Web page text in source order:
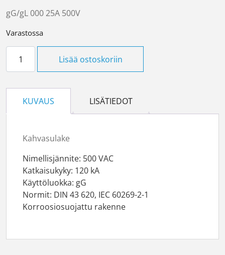
gG/gL 000 25A 500V
Varastossa
Lisää ostoskoriin
KUVAUS LISÄTIEDOT
Kahvasulake
Nimellisjännite: 500 VAC
Katkaisukyky: 120 kA
Käyttöluokka: gG
Normit: DIN 43 620, IEC 60269-2-1
Korroosiosuojattu rakenne